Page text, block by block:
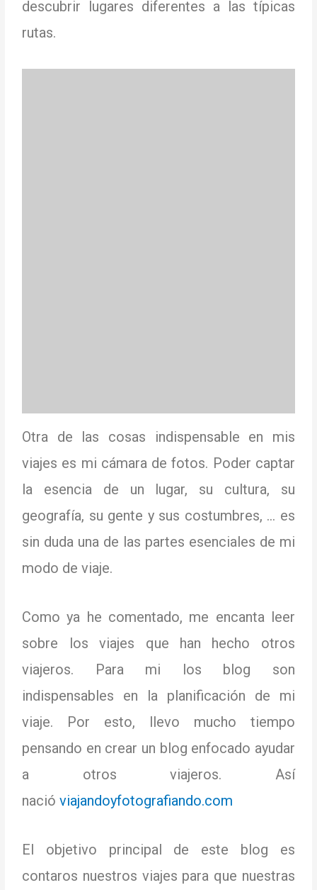
descubrir lugares diferentes a las típicas
rutas.
Otra de las cosas indispensable en mis
viajes es mi cámara de fotos. Poder captar
la esencia de un lugar, su cultura, su
geografía, su gente y sus costumbres, … es
sin duda una de las partes esenciales de mi
modo de viaje.
Como ya he comentado, me encanta leer
sobre los viajes que han hecho otros
viajeros. Para mi los blog son
indispensables en la planificación de mi
viaje. Por esto, llevo mucho tiempo
pensando en crear un blog enfocado ayudar
a otros viajeros. Así
nació viajandoyfotografiando.com
El objetivo principal de este blog es
contaros nuestros viajes para que nuestras